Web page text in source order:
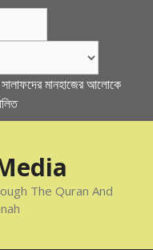
মানহাজের আলোকে
The Quran And